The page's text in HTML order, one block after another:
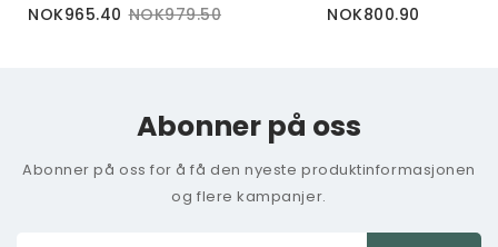
NOK965.40 NOK979.50
NOK800.90
Abonner på oss
Abonner på oss for å få den nyeste produktinformasjonen
og flere kampanjer.